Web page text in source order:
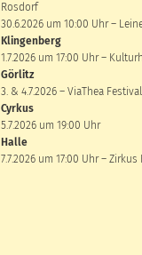
Rosdorf
30.6.2026 um 10:00 Uhr –
Klingenberg
1.7.2026 um 17:00 Uhr –
Görlitz
3. & 4.7.2026 – ViaThea Festival
Cyrkus
5.7.2026 um 19:00 Uhr
Halle
7.7.2026 um 17:00 Uhr –